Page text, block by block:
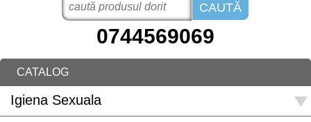
0744569069
CATALOG
Igiena Sexuala